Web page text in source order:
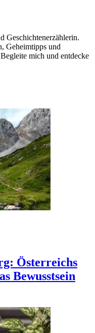
Geschichtenerzählerin.
Geheimtipps und
mich und entdecke
Österreichs
Bewusstsein